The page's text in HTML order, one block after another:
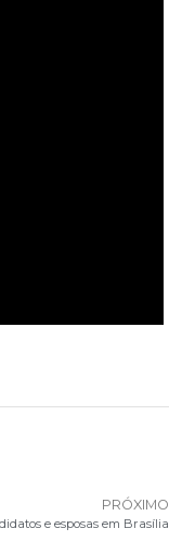
PRÓXIMO
e esposas em Brasília